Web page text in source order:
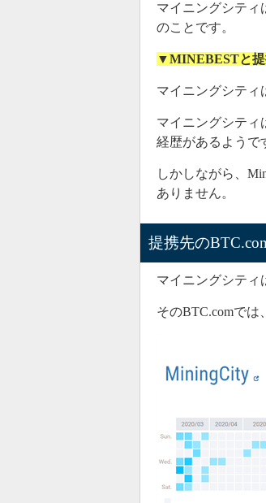
2020年10月26日
マイニングシティ
のことです。
▼MINEBESTと
マイニングシティ
マイニングシティ
経歴があるようで
しかしながら、
ありません。
提携先の
マイニングシティ
そのBTC.comでは